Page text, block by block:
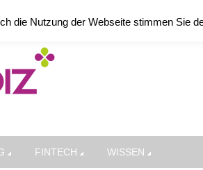
FINTECH WISSEN
die Nutzung der Webseite stimmen Sie